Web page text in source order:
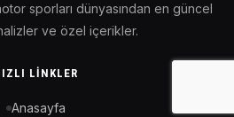
sporları dünyasından en güncel
ve özel içerikler.
LINKLER
Anasayfa